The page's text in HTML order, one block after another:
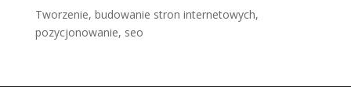
Tworzenie, budowanie stron internetowych,
pozycjonowanie, seo